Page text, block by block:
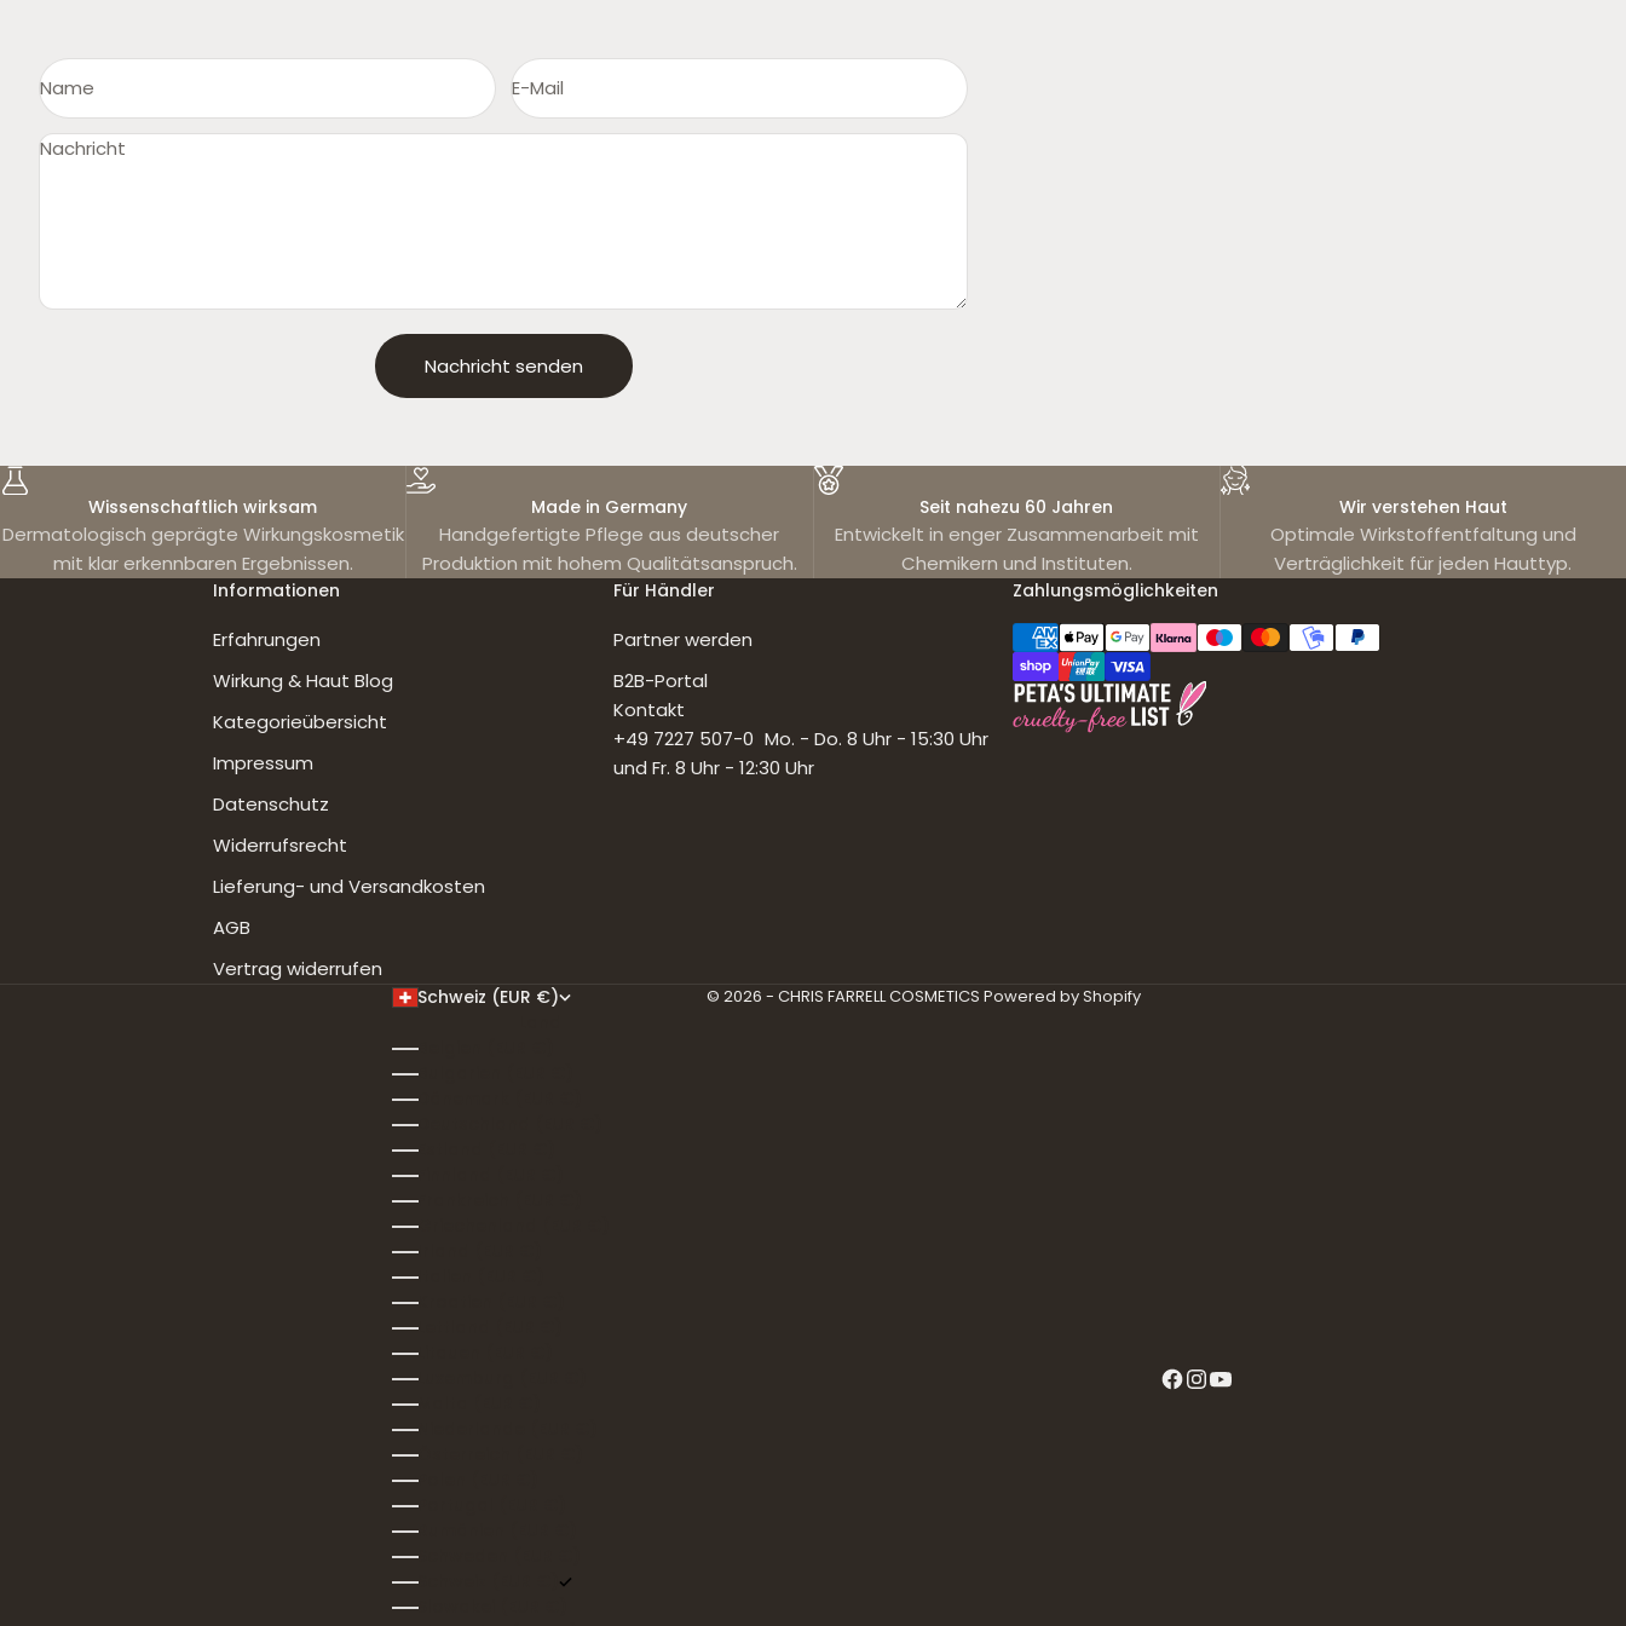
Name E-Mail
Nachricht
Nachricht senden
Wissenschaftlich wirksam
Dermatologisch geprägte Wirkungskosmetik
mit klar erkennbaren Ergebnissen.
Made in Germany
Handgefertigte Pflege aus deutscher
Produktion mit hohem Qualitätsanspruch.
Seit nahezu 60 Jahren
Entwickelt in enger Zusammenarbeit mit
Chemikern und Instituten.
Wir verstehen Haut
Optimale Wirkstoffentfaltung und
Verträglichkeit für jeden Hauttyp.
Informationen
Erfahrungen
Wirkung & Haut Blog
Kategorieübersicht
Impressum
Datenschutz
Widerrufsrecht
Lieferung- und Versandkosten
AGB
Vertrag widerrufen
Für Händler
Partner werden
B2B-Portal
Kontakt
+49 7227 507-0 Mo. - Do. 8 Uhr - 15:30 Uhr
und Fr. 8 Uhr - 12:30 Uhr
Zahlungsmöglichkeiten
Schweiz (EUR €)
Belgien (EUR €)
Bulgarien (EUR €)
Dänemark (EUR €)
Deutschland (EUR €)
Estland (EUR €)
Finnland (EUR €)
Frankreich (EUR €)
Griechenland (EUR €)
Irland (EUR €)
Italien (EUR €)
Kroatien (EUR €)
Lettland (EUR €)
Litauen (EUR €)
Luxemburg (EUR €)
Malta (EUR €)
Niederlande (EUR €)
Österreich (EUR €)
Polen (EUR €)
Portugal (EUR €)
Rumänien (EUR €)
Schweden (EUR €)
Schweiz (EUR €)
Slowakei (EUR €)
© 2026 - CHRIS FARRELL COSMETICS Powered by Shopify